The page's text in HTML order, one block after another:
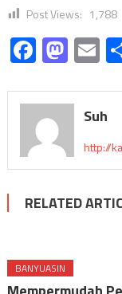
Post Views: 1,788
Suh
http://
RELATED
BANYUASIN